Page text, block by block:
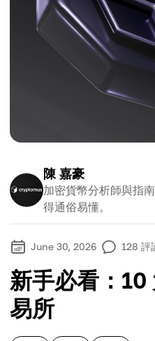
陳 嘉豪
加密貨幣分析師與指
得通俗易懂。
June 30, 2026 128 評
新手必看：10
易所